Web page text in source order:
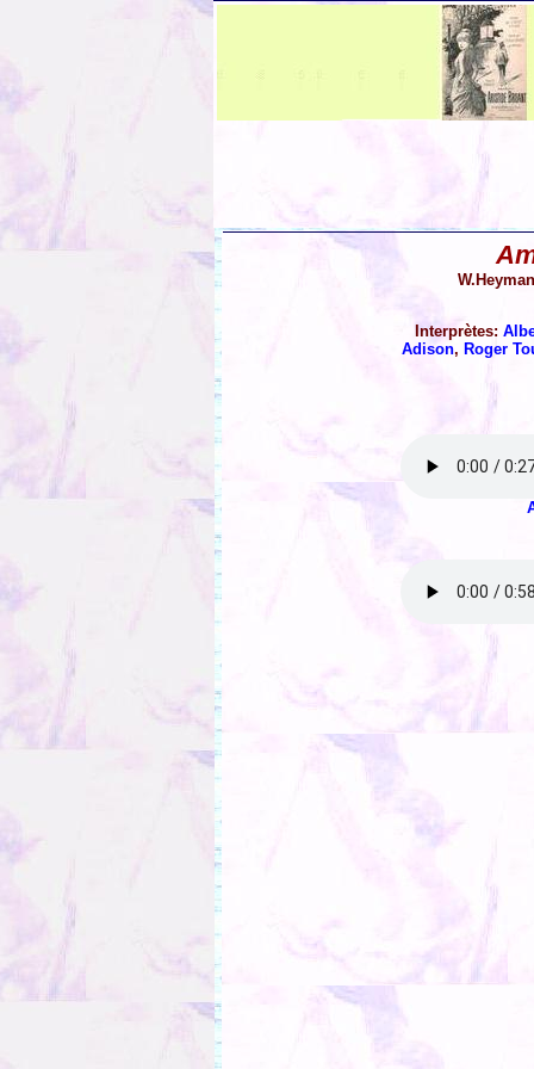
Interprètes:
Adison, Roger